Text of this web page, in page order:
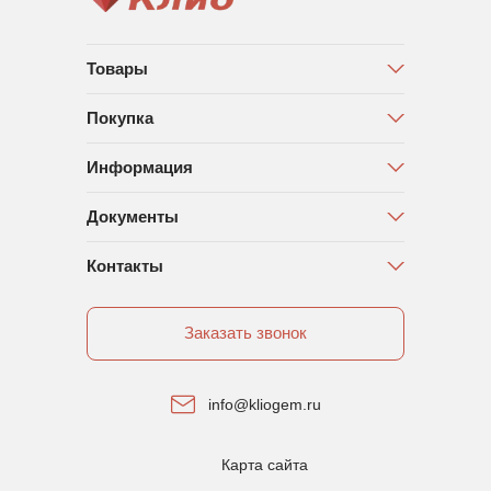
Товары
Покупка
Информация
Документы
Контакты
Заказать звонок
info@kliogem.ru
Карта сайта